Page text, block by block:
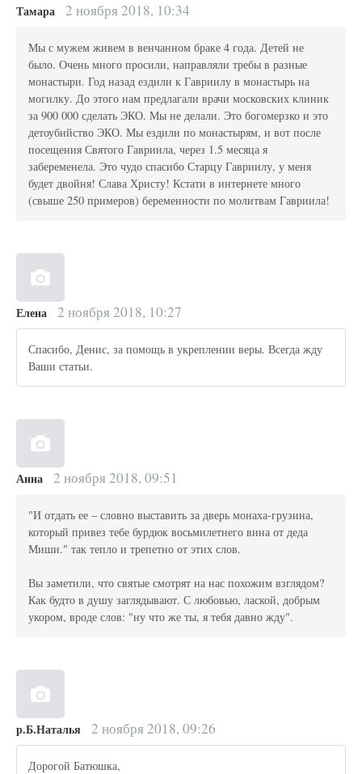
Тамара 2 ноября 2018, 10:34
Мы с мужем живем в венчанном браке 4 года. Детей не
было. Очень много просили, направляли требы в разные
монастыри. Год назад ездили к Гавриилу в монастырь на
могилку. До этого нам предлагали врачи московских клиник
за 900 000 сделать ЭКО. Мы не делали. Это богомерзко и это
детоубийство ЭКО. Мы ездили по монастырям, и вот после
посещения Святого Гавриила, через 1.5 месяца я
забеременела. Это чудо спасибо Старцу Гавриилу, у меня
будет двойня! Слава Христу! Кстати в интернете много
(свыше 250 примеров) беременности по молитвам Гавриила!
Елена 2 ноября 2018, 10:27
Спасибо, Денис, за помощь в укреплении веры. Всегда жду
Ваши статьи.
Анна 2 ноября 2018, 09:51
"И отдать ее – словно выставить за дверь монаха-грузина,
который привез тебе бурдюк восьмилетнего вина от деда
Миши." так тепло и трепетно от этих слов.
Вы заметили, что святые смотрят на нас похожим взглядом?
Как будто в душу заглядывают. С любовью, лаской, добрым
укором, вроде слов: "ну что же ты, я тебя давно жду".
р.Б.Наталья 2 ноября 2018, 09:26
Дорогой Батюшка,